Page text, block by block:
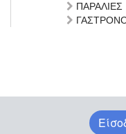
ΠΑΡΑΛΙΕΣ